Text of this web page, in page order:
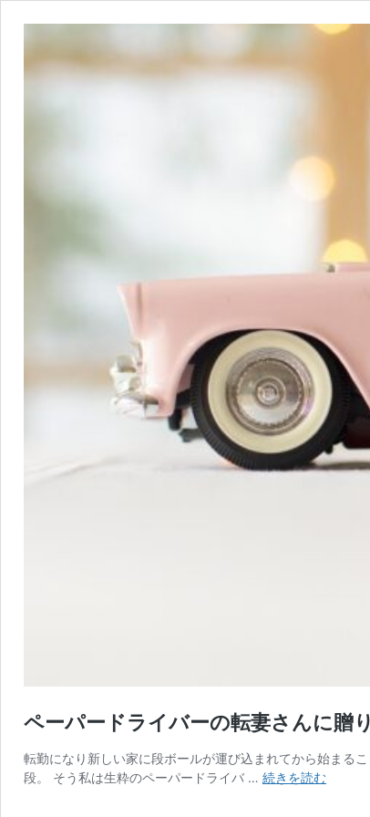
ペーパードライバーの転妻さんに贈
転勤になり新しい家に段ボールが運び込まれてから始まる
段。 そう私は生粋のペーパードライバ … 続きを読むペ